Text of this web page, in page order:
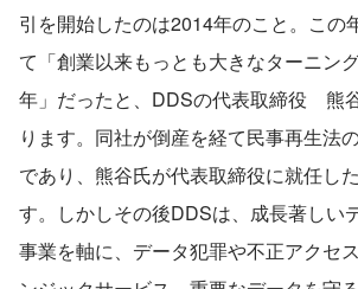
引を開始したのは2014年のこと。この
て「創業以来もっとも大きなターニン
年」だったと、DDSの代表取締役　熊
ります。同社が倒産を経て民事再生法
であり、熊谷氏が代表取締役に就任し
す。しかしその後DDSは、成長著しい
事業を軸に、データ犯罪や不正アクセ